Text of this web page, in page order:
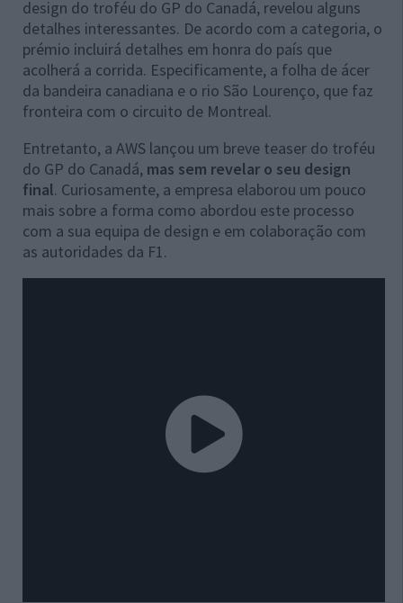
design do troféu do GP do Canadá, revelou alguns
detalhes interessantes. De acordo com a categoria, o
prémio incluirá detalhes em honra do país que
acolherá a corrida. Especificamente, a folha de ácer
da bandeira canadiana e o rio São Lourenço, que faz
fronteira com o circuito de Montreal.
Entretanto, a AWS lançou um breve teaser do troféu
do GP do Canadá, mas sem revelar o seu design
final. Curiosamente, a empresa elaborou um pouco
mais sobre a forma como abordou este processo
com a sua equipa de design e em colaboração com
as autoridades da F1.